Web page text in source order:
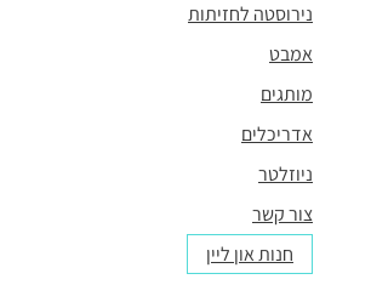
נירוסטה לחזיתות
אמבט
מותגים
אדריכלים
ניוזלטר
צור קשר
חנות און ליין